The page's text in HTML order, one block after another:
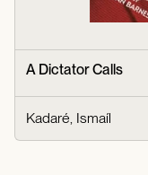
A Dictator Calls
Kadaré, Ismaíl